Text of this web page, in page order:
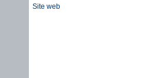
Site web